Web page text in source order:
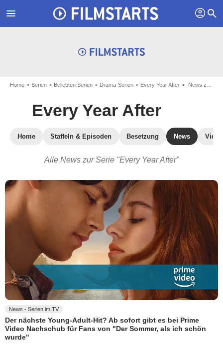
menu profil search
Home Serien Beliebten Serien Drama-Serien Every Year After News zu der TV-Serie Every Year After
Every Year After
Home Staffeln & Episoden Besetzung News
Alle News zur Serie "Every Year After"
News - Serien im TV
Der nächste Young-Adult-Hit? Ab sofort gibt es bei Prime
Video Nachschub für Fans von "Der Sommer, als ich schön
wurde"